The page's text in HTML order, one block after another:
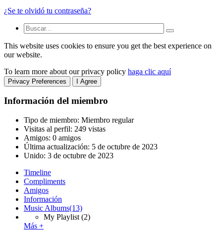
¿Se te olvidó tu contraseña?
This website uses cookies to ensure you get the best experience on
our website.
To learn more about our privacy policy haga clic aquí
Privacy Preferences I Agree
Información del miembro
Tipo de miembro: Miembro regular
Visitas al perfil: 249 vistas
Amigos: 0 amigos
Última actualización: 5 de octubre de 2023
Unido: 3 de octubre de 2023
Timeline
Compliments
Amigos
Información
Music Albums(13)
My Playlist (2)
Más +